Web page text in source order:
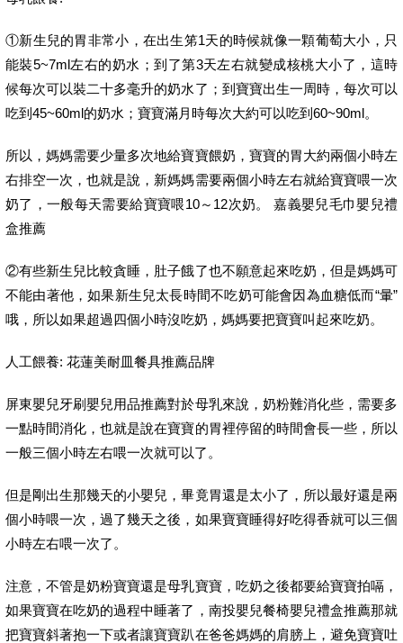
①新生兒的胃非常小，在出生笫1天的時候就像一顆葡萄大小，只
能裝5~7ml左右的奶水；到了第3天左右就變成核桃大小了，這時
候每次可以裝二十多毫升的奶水了；到寶寶出生一周時，每次可以
吃到45~60ml的奶水；寶寶滿月時每次大約可以吃到60~90ml。
所以，媽媽需要少量多次地給寶寶餵奶，寶寶的胃大約兩個小時左
右排空一次，也就是說，新媽媽需要兩個小時左右就給寶寶喂一次
奶了，一般每天需要給寶寶喂10～12次奶。 嘉義嬰兒毛巾嬰兒禮
盒推薦
②有些新生兒比較貪睡，肚子餓了也不願意起來吃奶，但是媽媽可
不能由著他，如果新生兒太長時間不吃奶可能會因為血糖低而“暈”
哦，所以如果超過四個小時沒吃奶，媽媽要把寶寶叫起來吃奶。
人工餵養: 花蓮美耐皿餐具推薦品牌
屏東嬰兒牙刷嬰兒用品推薦對於母乳來說，奶粉難消化些，需要多
一點時間消化，也就是說在寶寶的胃裡停留的時間會長一些，所以
一般三個小時左右喂一次就可以了。
但是剛出生那幾天的小嬰兒，畢竟胃還是太小了，所以最好還是兩
個小時喂一次，過了幾天之後，如果寶寶睡得好吃得香就可以三個
小時左右喂一次了。
注意，不管是奶粉寶寶還是母乳寶寶，吃奶之後都要給寶寶拍嗝，
如果寶寶在吃奶的過程中睡著了，南投嬰兒餐椅嬰兒禮盒推薦那就
把寶寶斜著抱一下或者讓寶寶趴在爸爸媽媽的肩膀上，避免寶寶吐